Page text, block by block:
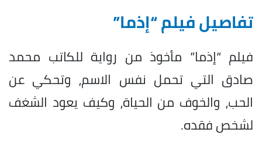
تفاصيل فيلم “إذما”
فيلم “إذما” مأخوذ من رواية للكاتب محمد
صادق التي تحمل نفس الاسم، وتحكي عن
الحب، والخوف من الحياة، وكيف يعود الشغف
لشخص فقده.